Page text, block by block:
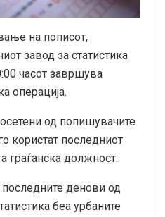
на пописот,
завод за статистика
часот завршува
операција.
од попишувачите
користат последниот
граѓанска должност.
денови од
беа урбаните